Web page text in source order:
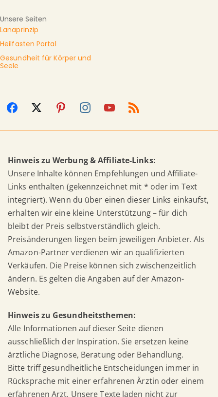
Unsere Seiten
Lanaprinzip
Heilfasten Portal
Gesundheit für Körper und
Seele
Hinweis zu Werbung & Affiliate-Links:
Unsere Inhalte können Empfehlungen und Affiliate-
Links enthalten (gekennzeichnet mit * oder im Text
integriert). Wenn du über einen dieser Links einkaufst,
erhalten wir eine kleine Unterstützung – für dich
bleibt der Preis selbstverständlich gleich.
Preisänderungen liegen beim jeweiligen Anbieter. Als
Amazon-Partner verdienen wir an qualifizierten
Verkäufen. Die Preise können sich zwischenzeitlich
ändern. Es gelten die Angaben auf der Amazon-
Website.
Hinweis zu Gesundheitsthemen:
Alle Informationen auf dieser Seite dienen
ausschließlich der Inspiration. Sie ersetzen keine
ärztliche Diagnose, Beratung oder Behandlung.
Bitte triff gesundheitliche Entscheidungen immer in
Rücksprache mit einer erfahrenen Ärztin oder einem
erfahrenen Arzt. Unsere Texte laden nicht zur